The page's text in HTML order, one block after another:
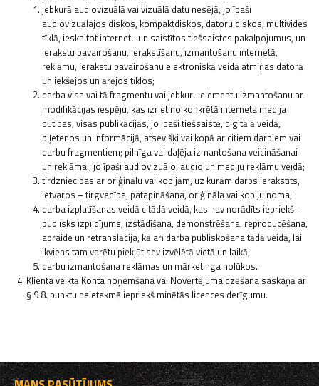
jebkurā audiovizuālā vai vizuālā datu nesējā, jo īpaši
audiovizuālajos diskos, kompaktdiskos, datoru diskos, multivides
tīklā, ieskaitot internetu un saistītos tiešsaistes pakalpojumus, un
ierakstu pavairošanu, ierakstīšanu, izmantošanu internetā,
reklāmu, ierakstu pavairošanu elektroniskā veidā atmiņas datorā
un iekšējos un ārējos tīklos;
darba visa vai tā fragmentu vai jebkuru elementu izmantošanu ar
modifikācijas iespēju, kas izriet no konkrētā interneta medija
būtības, visās publikācijās, jo īpaši tiešsaistē, digitālā veidā,
biļetenos un informācijā, atsevišķi vai kopā ar citiem darbiem vai
darbu fragmentiem; pilnīga vai daļēja izmantošana veicināšanai
un reklāmai, jo īpaši audiovizuālo, audio un mediju reklāmu veidā;
tirdzniecības ar oriģinālu vai kopijām, uz kurām darbs ierakstīts,
ietvaros – tirgvedība, patapināšana, oriģināla vai kopiju noma;
darba izplatīšanas veidā citādā veidā, kas nav norādīts iepriekš –
publisks izpildījums, izstādīšana, demonstrēšana, reproducēšana,
apraide un retranslācija, kā arī darba publiskošana tādā veidā, lai
ikviens tam varētu piekļūt sev izvēlētā vietā un laikā;
darbu izmantošana reklāmas un mārketinga nolūkos.
Klienta veiktā Konta noņemšana vai Novērtējuma dzēšana saskaņā ar
§ 9 8. punktu neietekmē iepriekš minētās licences derīgumu.